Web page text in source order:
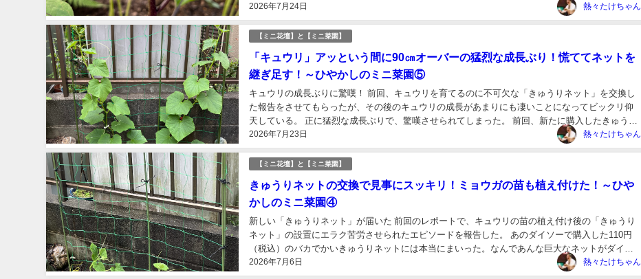
2026年7月24日
忘れてしまったわけではない。 ひやかしミニ菜園に植えられて...
熱々たけちゃん
【ミニ花壇】と【ミニ菜園】
「キュウリ」アッという間に90㎝オーバーの猛烈な成長ぶり！慌ててネットを
継ぎ足す！～ひやかしのミニ菜園⑤
2026年7月23日
キュウリの成長ぶりに驚嘆！ 前回、キュウリを育てるのに不可欠な「きゅうりネット」を交換し
た報告をさせてもらったが、その後のキュウリの成長があまりにも凄いことになってビックリ仰
天している。 正に猛烈な成長ぶりで、驚嘆させられてしまった。 前回、新たに購入したきゅうり
ネットの高さは180㎝あったのだが、これはどう考えても長...
熱々たけちゃん
【ミニ花壇】と【ミニ菜園】
きゅうりネットの交換で見事にスッキリ！ミョウガの苗も植え付けた！～ひや
かしのミニ菜園④
2026年7月6日
新しい「きゅうりネット」が届いた 前回のレポートで、キュウリの苗の植え付け後の「きゅうり
ネット」の設置にエラク苦労させられたエピソードを報告した。 あのダイソーで購入した110円
（税込）のバカでかいきゅうりネットには本当にまいった。なんであんな巨大なネットがダイソ
ーに置いてあるんだ！？ 取り敢えず体裁だけ整えて、別のネ...
熱々たけちゃん